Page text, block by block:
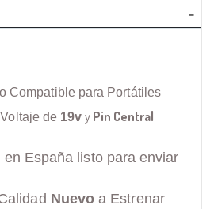
Compatible para Portátiles
de 19v y Pin Central
España listo para enviar
Nuevo a Estrenar